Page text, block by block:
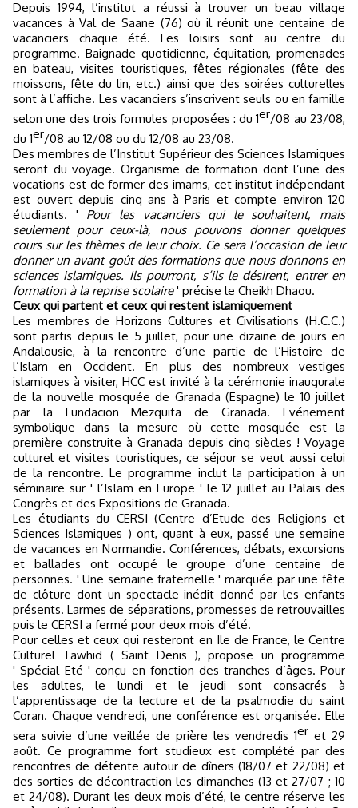
Depuis 1994, l’institut a réussi à trouver un beau village
vacances à Val de Saane (76) où il réunit une centaine de
vacanciers chaque été. Les loisirs sont au centre du
programme. Baignade quotidienne, équitation, promenades
en bateau, visites touristiques, fêtes régionales (fête des
moissons, fête du lin, etc.) ainsi que des soirées culturelles
sont à l’affiche. Les vacanciers s’inscrivent seuls ou en famille
selon une des trois formules proposées : du 1er/08 au 23/08,
du 1er/08 au 12/08 ou du 12/08 au 23/08.
Des membres de l’Institut Supérieur des Sciences Islamiques
seront du voyage. Organisme de formation dont l’une des
vocations est de former des imams, cet institut indépendant
est ouvert depuis cinq ans à Paris et compte environ 120
étudiants. ' Pour les vacanciers qui le souhaitent, mais
seulement pour ceux-là, nous pouvons donner quelques
cours sur les thèmes de leur choix. Ce sera l’occasion de leur
donner un avant goût des formations que nous donnons en
sciences islamiques. Ils pourront, s’ils le désirent, entrer en
formation à la reprise scolaire' précise le Cheikh Dhaou.
Ceux qui partent et ceux qui restent islamiquement
Les membres de Horizons Cultures et Civilisations (H.C.C.)
sont partis depuis le 5 juillet, pour une dizaine de jours en
Andalousie, à la rencontre d’une partie de l’Histoire de
l’Islam en Occident. En plus des nombreux vestiges
islamiques à visiter, HCC est invité à la cérémonie inaugurale
de la nouvelle mosquée de Granada (Espagne) le 10 juillet
par la Fundacion Mezquita de Granada. Evénement
symbolique dans la mesure où cette mosquée est la
première construite à Granada depuis cinq siècles ! Voyage
culturel et visites touristiques, ce séjour se veut aussi celui
de la rencontre. Le programme inclut la participation à un
séminaire sur ' l’Islam en Europe ' le 12 juillet au Palais des
Congrès et des Expositions de Granada.
Les étudiants du CERSI (Centre d’Etude des Religions et
Sciences Islamiques ) ont, quant à eux, passé une semaine
de vacances en Normandie. Conférences, débats, excursions
et ballades ont occupé le groupe d’une centaine de
personnes. ' Une semaine fraternelle ' marquée par une fête
de clôture dont un spectacle inédit donné par les enfants
présents. Larmes de séparations, promesses de retrouvailles
puis le CERSI a fermé pour deux mois d’été.
Pour celles et ceux qui resteront en Ile de France, le Centre
Culturel Tawhid ( Saint Denis ), propose un programme
' Spécial Eté ' conçu en fonction des tranches d’âges. Pour
les adultes, le lundi et le jeudi sont consacrés à
l’apprentissage de la lecture et de la psalmodie du saint
Coran. Chaque vendredi, une conférence est organisée. Elle
sera suivie d’une veillée de prière les vendredis 1er et 29
août. Ce programme fort studieux est complété par des
rencontres de détente autour de dîners (18/07 et 22/08) et
des sorties de décontraction les dimanches (13 et 27/07 ; 10
et 24/08). Durant les deux mois d’été, le centre réserve les